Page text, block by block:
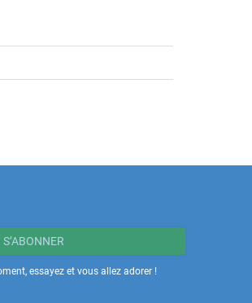
S’ABONNER
essayez et vous allez adorer !